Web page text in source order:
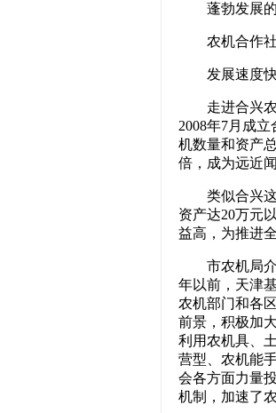
蓬勃发展的
农机合作
发展速度快
走进合兴农
2008年7月成
机数量和资产
倍，成为远近
类似合兴这
资产达20万元
益高，为推进
市农机局介
年以前，天津
农机部门和各
前景，积极加
利用农机具、
营型、农机能
会各方面力量
机制，加速了